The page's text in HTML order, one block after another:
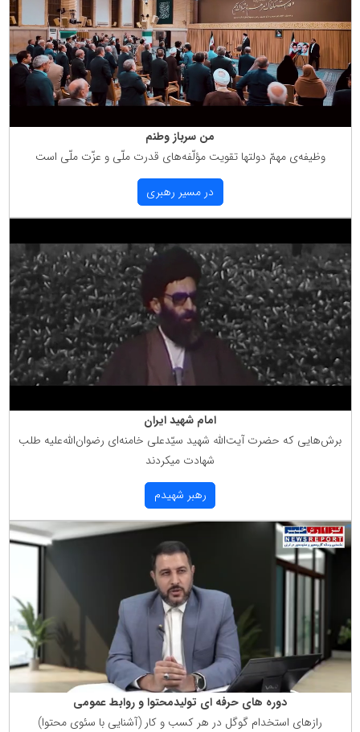
من سرباز وطنم
وظیفه‌ی مهمّ دولتها تقویت مؤلّفه‌های قدرت ملّی و عزّت ملّی است
در مسیر رهبری
امام شهید ایران
برش‌هایی كه حضرت آیت‌الله شهید سیّدعلی خامنه‌ای رضوان‌الله‌علیه طلب
شهادت میكردند
رهبر شهیدم
دوره های حرفه ای تولیدمحتوا و روابط عمومی
رازهای استخدام گوگل در هر كسب و كار (آشنایی با سئوی محتوا)